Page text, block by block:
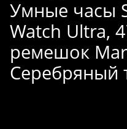
Умные часы
Watch Ultra,
ремешок
Серебряный